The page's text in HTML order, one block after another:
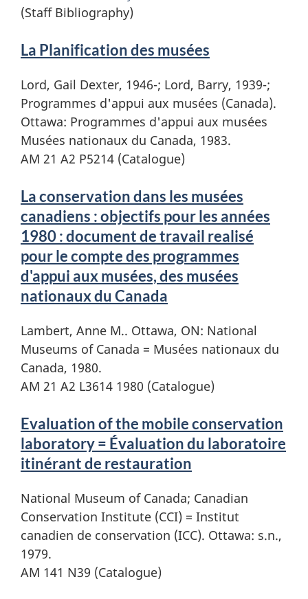
(Staff Bibliography)
La Planification des musées
Lord, Gail Dexter, 1946-; Lord, Barry, 1939-;
Programmes d'appui aux musées (Canada).
Ottawa: Programmes d'appui aux musées
Musées nationaux du Canada, 1983.
AM 21 A2 P5214 (Catalogue)
La conservation dans les musées
canadiens : objectifs pour les années
1980 : document de travail realisé
pour le compte des programmes
d'appui aux musées, des musées
nationaux du Canada
Lambert, Anne M.. Ottawa, ON: National
Museums of Canada = Musées nationaux du
Canada, 1980.
AM 21 A2 L3614 1980 (Catalogue)
Evaluation of the mobile conservation
laboratory = Évaluation du laboratoire
itinérant de restauration
National Museum of Canada; Canadian
Conservation Institute (CCI) = Institut
canadien de conservation (ICC). Ottawa: s.n.,
1979.
AM 141 N39 (Catalogue)